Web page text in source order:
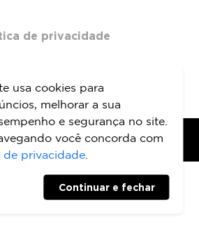
de privacidade
ATRIA DESIGN E INOVAÇÃO
usa cookies para
melhorar a sua
e segurança no site.
você concorda com
de privacidade
Continuar e fechar